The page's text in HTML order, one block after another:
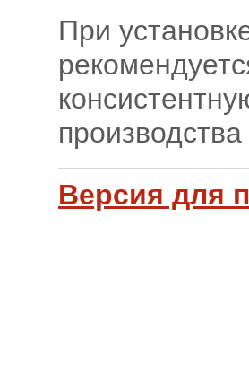
При
Версия для